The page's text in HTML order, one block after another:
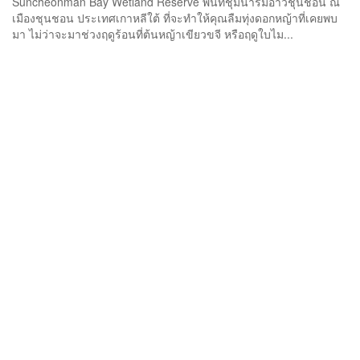
เมืองชุนชอน ประเทศเกาหลีใต้ ที่จะทำให้คุณลืมทุ่งดอกหญ้าที่เคยพบ
มา ไม่ว่าจะมาช่วงฤดูร้อนที่ต้นหญ้าเขียวขจี หรือฤดูใบไม...